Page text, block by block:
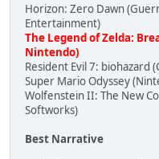
Horizon: Zero Dawn
Entertainment)
The Legend of Zelda:
Nintendo)
Resident Evil 7: biohazard
Super Mario Odyssey
Wolfenstein II: The New
Softworks)
Best Narrative